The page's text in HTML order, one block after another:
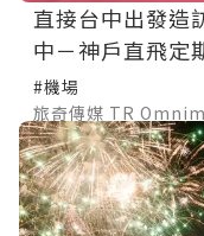
直接台中出發造
中－神戶直飛定
#機場
旅奇傳媒 TR